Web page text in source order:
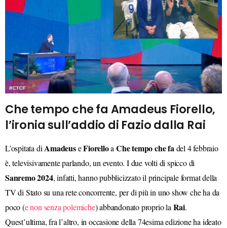
Che tempo che fa Amadeus Fiorello,
l’ironia sull’addio di Fazio dalla Rai
L’ospitata di AmadeuseFiorelloaChe tempo che fadel 4 febbraio
è, televisivamente parlando, un evento. I due volti di spicco di
Sanremo 2024, infatti, hanno pubblicizzato il principale format della
TV di Stato su una rete concorrente, per di più in uno show che ha da
poco (e non senza polemiche) abbandonato proprio la Rai.
Quest’ultima, fra l’altro, in occasione della 74esima edizione ha ideato